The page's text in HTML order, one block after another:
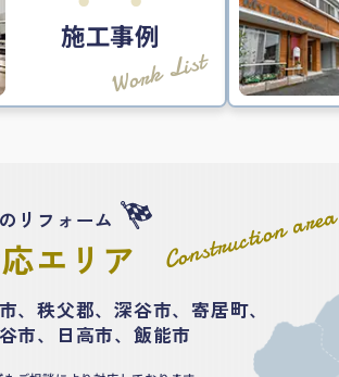
施工事例
Work List
Construction area
リフォーム
エリア
、秩父郡、深谷市、寄居町、
市、日高市、飯能市